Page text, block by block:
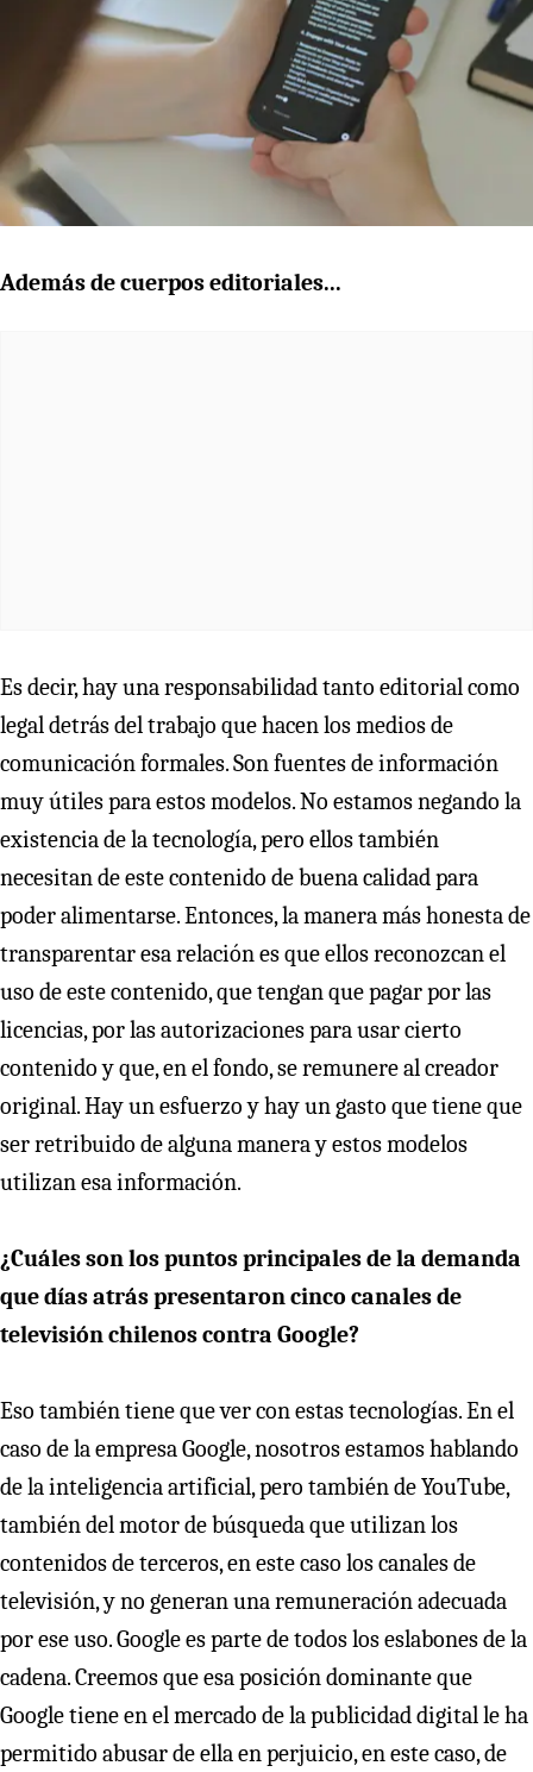
Además de cuerpos editoriales...
Es decir, hay una responsabilidad tanto editorial como
legal detrás del trabajo que hacen los medios de
comunicación formales. Son fuentes de información
muy útiles para estos modelos. No estamos negando la
existencia de la tecnología, pero ellos también
necesitan de este contenido de buena calidad para
poder alimentarse. Entonces, la manera más honesta de
transparentar esa relación es que ellos reconozcan el
uso de este contenido, que tengan que pagar por las
licencias, por las autorizaciones para usar cierto
contenido y que, en el fondo, se remunere al creador
original. Hay un esfuerzo y hay un gasto que tiene que
ser retribuido de alguna manera y estos modelos
utilizan esa información.
¿Cuáles son los puntos principales de la demanda
que días atrás presentaron cinco canales de
televisión chilenos contra Google?
Eso también tiene que ver con estas tecnologías. En el
caso de la empresa Google, nosotros estamos hablando
de la inteligencia artificial, pero también de YouTube,
también del motor de búsqueda que utilizan los
contenidos de terceros, en este caso los canales de
televisión, y no generan una remuneración adecuada
por ese uso. Google es parte de todos los eslabones de la
cadena. Creemos que esa posición dominante que
Google tiene en el mercado de la publicidad digital le ha
permitido abusar de ella en perjuicio, en este caso, de